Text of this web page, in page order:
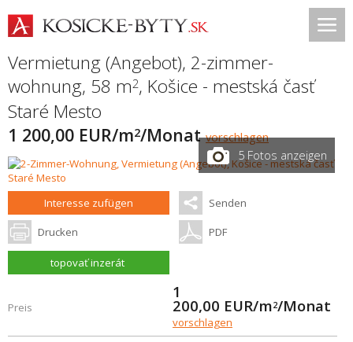
Vermietung (Angebot), 2-zimmer-
wohnung, 58 m2, Košice - mestská časť
Staré Mesto
1 200,00 EUR/m2/Monatvorschlagen
5 Fotos anzeigen
Interesse zufügen Senden
Drucken PDF
topovať inzerát
Preis
1
200,00 EUR/m2/Monat
vorschlagen